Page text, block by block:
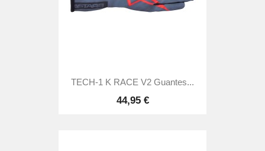
TECH-1 K RACE V2 Guantes...
44,95 €